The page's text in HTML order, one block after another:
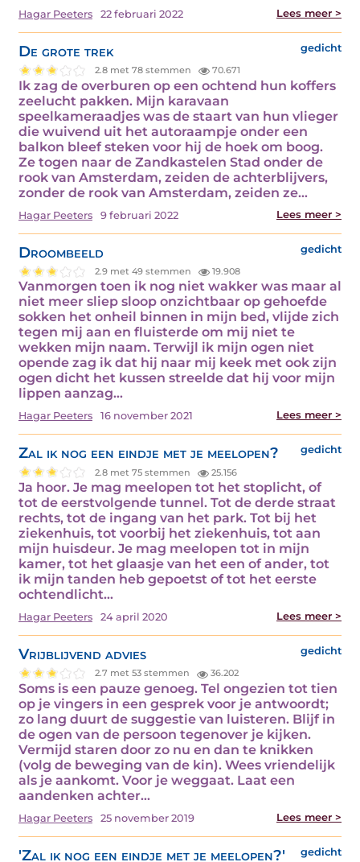
Hagar Peeters 22 februari 2022 Lees meer >
De grote trek gedicht
2.8 met 78 stemmen 70.671
Ik zag de overburen op een ochtend hun koffers
zeelucht pakken. Mijn karavaan
speelkameraadjes was de staart van hun vlieger
die wuivend uit het autoraampje onder een
balkon bleef steken voor hij de hoek om boog.
Ze togen naar de Zandkastelen Stad onder de
rook van Amsterdam, zeiden de achterblijvers,
zonder de rook van Amsterdam, zeiden ze…
Hagar Peeters 9 februari 2022 Lees meer >
Droombeeld gedicht
2.9 met 49 stemmen 19.908
Vanmorgen toen ik nog niet wakker was maar al
niet meer sliep sloop onzichtbaar op gehoefde
sokken het onheil binnen in mijn bed, vlijde zich
tegen mij aan en fluisterde om mij niet te
wekken mijn naam. Terwijl ik mijn ogen niet
opende zag ik dat hij naar mij keek met ook zijn
ogen dicht het kussen streelde dat hij voor mijn
lippen aanzag…
Hagar Peeters 16 november 2021 Lees meer >
Zal ik nog een eindje met je meelopen? gedicht
2.8 met 75 stemmen 25.156
Ja hoor. Je mag meelopen tot het stoplicht, of
tot de eerstvolgende tunnel. Tot de derde straat
rechts, tot de ingang van het park. Tot bij het
ziekenhuis, tot voorbij het ziekenhuis, tot aan
mijn huisdeur. Je mag meelopen tot in mijn
kamer, tot het glaasje van het een of ander, tot
ik mijn tanden heb gepoetst of tot het eerste
ochtendlicht…
Hagar Peeters 24 april 2020 Lees meer >
Vrijblijvend advies gedicht
2.7 met 53 stemmen 36.202
Soms is een pauze genoeg. Tel ongezien tot tien
op je vingers in een gesprek voor je antwoordt;
zo lang duurt de suggestie van luisteren. Blijf in
de ogen van de persoon tegenover je kijken.
Vermijd staren door zo nu en dan te knikken
(volg de beweging van de kin). Wees vriendelijk
als je aankomt. Voor je weggaat. Laat een
aandenken achter…
Hagar Peeters 25 november 2019 Lees meer >
'Zal ik nog een eindje met je meelopen?' gedicht